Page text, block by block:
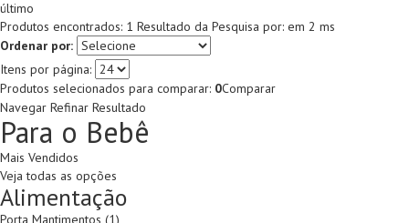
último
Produtos encontrados: 1 Resultado da Pesquisa por: em 2 ms
Ordenar por:
Itens por página:
Produtos selecionados para comparar: 0Comparar
Navegar Refinar Resultado
Para o Bebê
Mais Vendidos
Veja todas as opções
Alimentação
Porta Mantimentos (1)